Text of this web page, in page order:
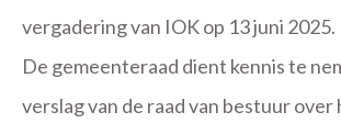
vergadering van IOK op 13 juni 2025.
De gemeenteraad dient kennis te
verslag van de raad van bestuur